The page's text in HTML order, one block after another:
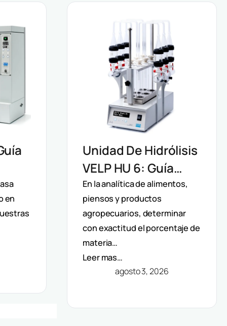
en
Unidad De Hidrólisis
VELP HU 6: Guía
Técnica Para La
Determinación De
Grasa Total En
Alimentos
En la analítica de alimentos,
piensos y productos
agropecuarios, determinar
con exactitud el porcentaje de
materia…
Leer mas…
agosto 3, 2026